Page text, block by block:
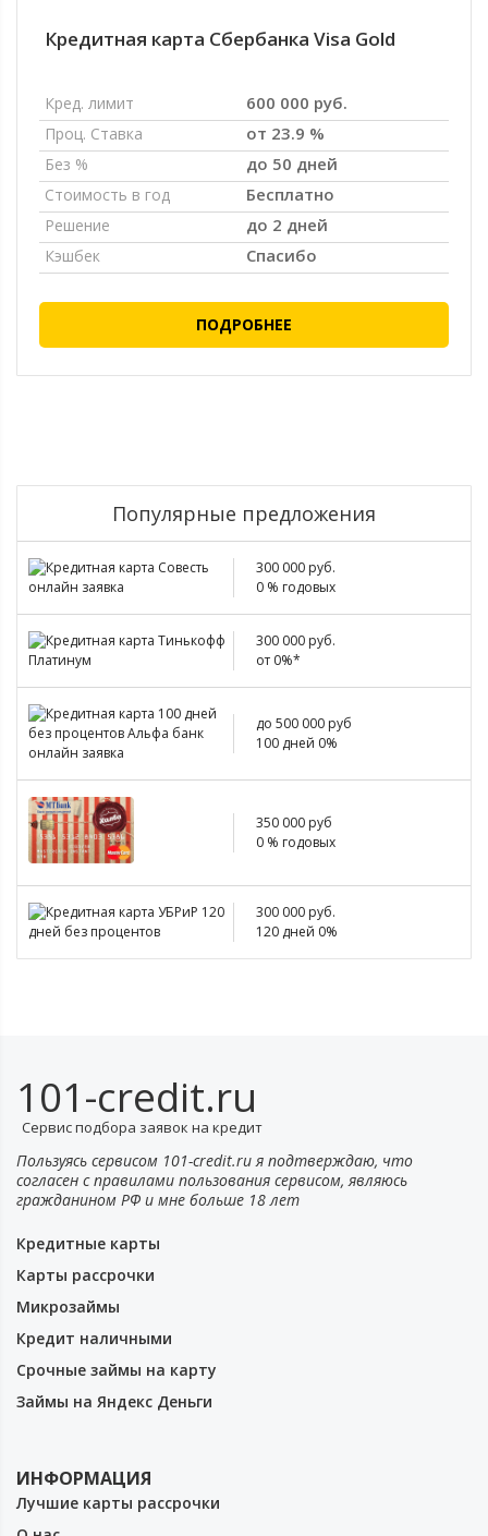
Кредитная карта Сбербанка Visa Gold
Кред. лимит 600 000 руб.
Проц. Ставка от 23.9 %
Без % до 50 дней
Стоимость в год Бесплатно
Решение до 2 дней
Кэшбек Спасибо
ПОДРОБНЕЕ
Популярные предложения
300 000 руб.
0 % годовых
300 000 руб.
от 0%*
до 500 000 руб
100 дней 0%
350 000 руб
0 % годовых
300 000 руб.
120 дней 0%
101-credit.ru
Сервис подбора заявок на кредит
Пользуясь сервисом 101-credit.ru я подтверждаю, что
согласен с правилами пользования сервисом, являюсь
гражданином РФ и мне больше 18 лет
Кредитные карты
Карты рассрочки
Микрозаймы
Кредит наличными
Срочные займы на карту
Займы на Яндекс Деньги
ИНФОРМАЦИЯ
Лучшие карты рассрочки